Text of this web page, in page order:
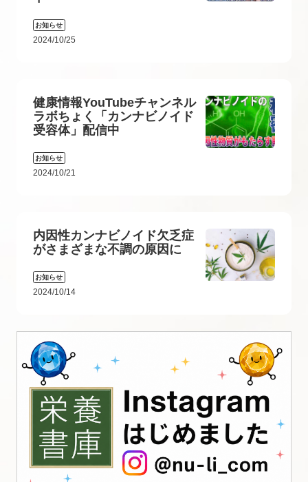
お知らせ
2024/10/25
健康情報YouTubeチャンネル
ラボちょく「カンナビノイド
受容体」配信中
お知らせ
2024/10/21
内因性カンナビノイド欠乏症
がさまざまな不調の原因に
お知らせ
2024/10/14